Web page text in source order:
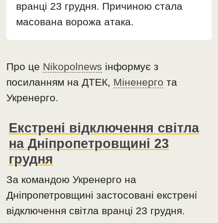
вранці 23 грудня. Причиною стала
масована ворожа атака.
Про це Nikopolnews інформує з
посиланням на ДТЕК, Міненерго та
Укренерго.
Екстрені відключення світла
на Дніпропетровщині 23
грудня
За командою Укренерго на
Дніпропетровщині застосовані екстрені
відключення світла вранці 23 грудня.